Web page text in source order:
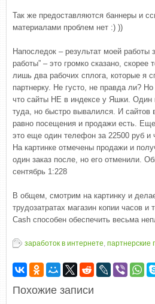
Так же предоставляются баннеры и
материалами проблем нет :) ))
Напоследок – результат моей работы
работы” – это громко сказано, скорее
лишь два рабочих сплога, которые я
партнерку. Не густо, не правда ли?
что сайты НЕ в индексе у Яшки. Один
туда, но быстро вывалился. И сайтов
равно посещения и продажи есть.
это еще один телефон за 22500 руб и
На картинке отмечены продажи и
один заказ после, но его отменили.
сентябрь 1:228
В общем, смотрим на картинку и
трудозатратах магазин копии часов
Cash способен обеспечить весьма
заработок в интернете, партнерские
Похожие записи